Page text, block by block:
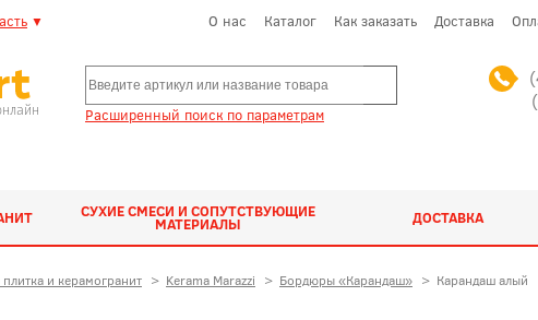
▼ О нас Каталог Как заказать Доставка
Расширенный поиск по параметрам
СУХИЕ СМЕСИ И СОПУТСТВУЮЩИЕ
МАТЕРИАЛЫ ДОСТАВКА
и керамогранит > Kerama Marazzi > Бордюры «Карандаш» > Карандаш алый